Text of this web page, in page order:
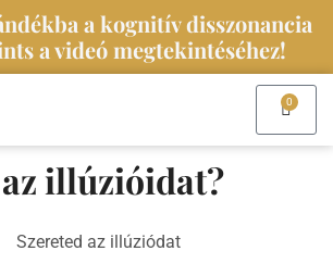
a kognitív disszonancia
a videó megtekintéséhez!
0
Kosár
illúzióidat?